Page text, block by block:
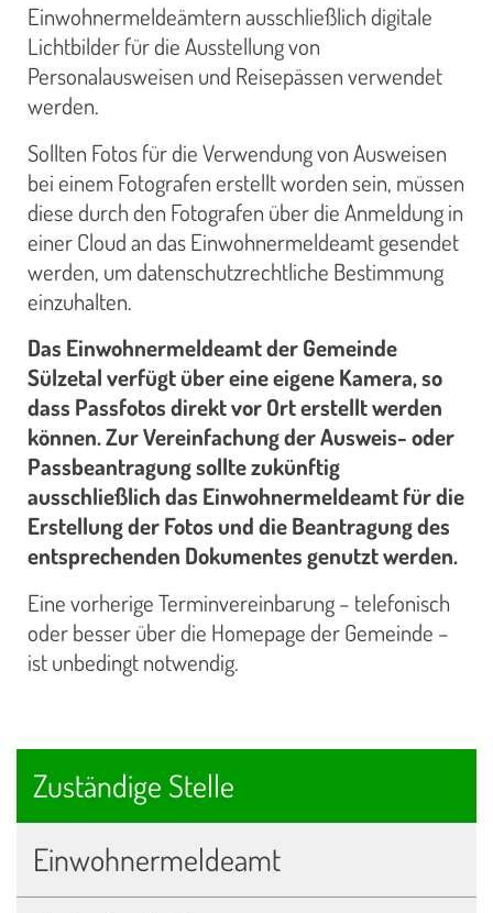
Einwohnermeldeämtern ausschließlich digitale
Lichtbilder für die Ausstellung von
Personalausweisen und Reisepässen verwendet
werden.
Sollten Fotos für die Verwendung von Ausweisen
bei einem Fotografen erstellt worden sein, müssen
diese durch den Fotografen über die Anmeldung in
einer Cloud an das Einwohnermeldeamt gesendet
werden, um datenschutzrechtliche Bestimmung
einzuhalten.
Das Einwohnermeldeamt der Gemeinde
Sülzetal verfügt über eine eigene Kamera, so
dass Passfotos direkt vor Ort erstellt werden
können. Zur Vereinfachung der Ausweis- oder
Passbeantragung sollte zukünftig
ausschließlich das Einwohnermeldeamt für die
Erstellung der Fotos und die Beantragung des
entsprechenden Dokumentes genutzt werden.
Eine vorherige Terminvereinbarung – telefonisch
oder besser über die Homepage der Gemeinde –
ist unbedingt notwendig.
Zuständige Stelle
Einwohnermeldeamt